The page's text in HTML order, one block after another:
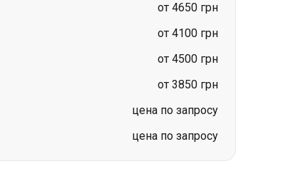
от 4650 грн
от 4100 грн
от 4500 грн
от 3850 грн
цена по запросу
цена по запросу